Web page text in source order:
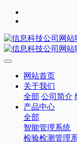
网站首页
关于我们
全部 公司简介
产品中心
全部
智能管理系统
检验检测管理